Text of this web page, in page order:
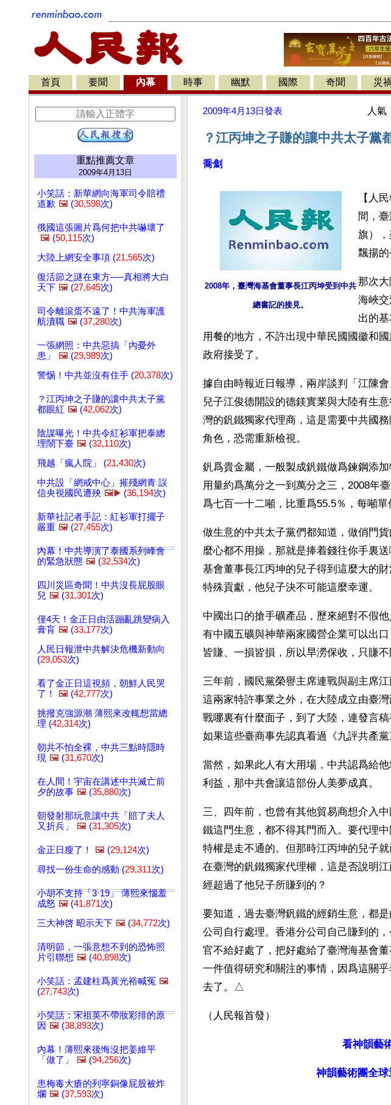
首頁 要聞 內幕 時事 幽默 國際 奇聞 災
重點推薦文章
2009年4月13日
小笑話：新華網向海軍司令賠禮
道歉 🖼️ (30,598次)
俄國這張圖片爲何把中共嚇壞了
🖼️ (50,115次)
大陸上網安全事項 (21,565次)
復活節之謎在東方──真相將大白
天下 🖼️ (27,645次)
司令離滾蛋不遠了！中共海軍護
航瀆職 🖼️ (37,280次)
一張網照：中共惡搞「內憂外
患」
🖼️ (29,989次)
警惕！中共並沒有住手 (20,378次)
？江丙坤之子賺的讓中共太子黨
都眼紅 🖼️ (42,062次)
陰謀曝光！中共令紅衫軍把泰總
理鬧下臺 🖼️ (32,110次)
飛越「瘋人院」 (21,430次)
中共設「網戒中心」摧殘網青 誤
信央視國民遭殃 🖼️▶️ (36,194次)
新華社記者手記：紅衫軍打擺子
嚴重 🖼️ (27,455次)
內幕！中共導演了泰國系列峰會
的緊急狀態 🖼️ (32,534次)
四川災區奇聞！中共沒長屁股眼
兒 🖼️ (31,301次)
僅4天！金正日由活蹦亂跳變病入
膏肓 🖼️ (33,177次)
人民日報泄中共解決危機新動向
(29,053次)
看了金正日這視頻，朝鮮人民哭
了！
🖼️ (42,777次)
挑撥克強源潮 薄熙來改輒想當總
理 (42,314次)
朝共不怕全裸，中共三點時隱時
現 🖼️ (31,670次)
在人間！宇宙在講述中共滅亡前
夕的故事 🖼️ (35,880次)
朝發射那玩意讓中共「賠了夫人
又折兵」
🖼️ (31,305次)
金正日瘦了！ 🖼️ (29,124次)
尋找一份生命的感動 (29,311次)
小胡不支持「3·19」 薄熙來惱羞
成怒 🖼️ (41,871次)
三大神啓 昭示天下 🖼️ (34,772次)
清明節，一張意想不到的恐怖照
片引聯想 🖼️ (40,898次)
小笑話：孟建柱爲黃光裕喊冤 🖼️
(27,743次)
小笑話：宋祖英不帶妝彩排的原
因 🖼️ (38,893次)
內幕！薄熙來後悔沒把姜維平
「做了」
🖼️ (94,256次)
患梅毒大瘡的列寧銅像屁股被炸
爛 🖼️ (37,593次)
2009年4月13日發表 人氣
？江丙坤之子賺的讓中共太子黨
喬劁
2008年，臺灣海基會董事長江丙坤受到中共
總書記的接見。
【人
間，
旗）
飄揚的
那次大
海峽
出的
用餐的地方，不許出現中華民國國徽和
政府接受了。
據自由時報近日報導，兩岸談判「江陳
兒子江俊德開設的德鎂實業與大陸有生
灣的釩鐵獨家代理商，這是需要中共國
角色，恐需重新檢視。
釩爲貴金屬，一般製成釩鐵做爲鍊鋼添
用量約爲萬分之一到萬分之三，2008年
爲七百一十二噸，比重爲55.5％，每噸
做生意的中共太子黨們都知道，做俏門
麼心都不用操，那就是捧着錢往你手裏
基會董事長江丙坤的兒子得到這麼大的
特殊貢獻，他兒子決不可能這麼幸運。
中國出口的搶手礦產品，歷來絕對不假
有中國五礦與神華兩家國營企業可以出
皆賺、一損皆損，所以旱澇保收，只賺不
三年前，國民黨榮譽主席連戰與副主席
這兩家特許事業之外，在大陸成立由臺
戰哪裏有什麼面子，到了大陸，連發言
如果這些臺商事先認真看過《九評共產
當然，如果此人有大用場，中共認爲給
利益，那中共會讓這部份人美夢成真。
三、四年前，也曾有其他貿易商想介入
鐵這門生意，都不得其門而入。要代理
特權是走不通的。但那時江丙坤的兒子
在臺灣的釩鐵獨家代理權，這是否說明
經超過了他兒子所賺到的？
要知道，過去臺灣釩鐵的經銷生意，都
公司自行處理。香港分公司自己賺到的
官不給好處了，把好處給了臺灣海基會
一件值得研究和關注的事情，因爲這關
去了。△
（人民報首發）
看神韻藝
神韻藝術團全